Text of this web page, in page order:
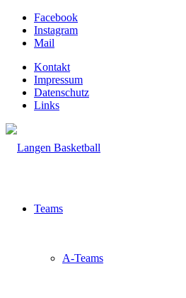
Facebook
Instagram
Mail
Kontakt
Impressum
Datenschutz
Links
Teams
A-Teams